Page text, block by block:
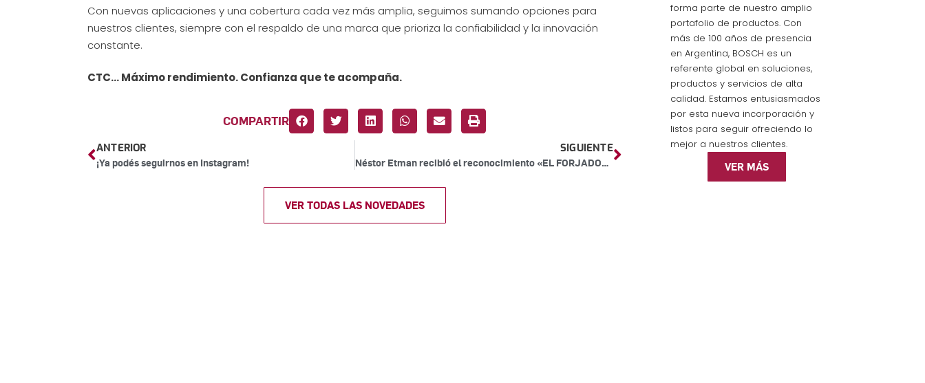
Con nuevas aplicaciones y una cobertura cada vez más amplia, seguimos sumando opciones para
nuestros clientes, siempre con el respaldo de una marca que prioriza la confiabilidad y la innovación
constante.
CTC… Máximo rendimiento. Confianza que te acompaña.
COMPARTIR
ANTERIOR
¡Ya podés seguirnos en Instagram!
SIGUIENTE
Néstor Etman recibió el reconocimiento «EL FORJADOR 2025»
VER TODAS LAS NOVEDADES
forma parte de nuestro amplio
portafolio de productos. Con
más de 100 años de presencia
en Argentina, BOSCH es un
referente global en soluciones,
productos y servicios de alta
calidad. Estamos entusiasmados
por esta nueva incorporación y
listos para seguir ofreciendo lo
mejor a nuestros clientes.
VER MÁS